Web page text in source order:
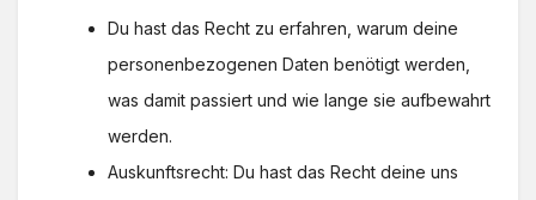
Du hast das Recht zu erfahren, warum deine
personenbezogenen Daten benötigt werden,
was damit passiert und wie lange sie aufbewahrt
werden.
Auskunftsrecht: Du hast das Recht deine uns